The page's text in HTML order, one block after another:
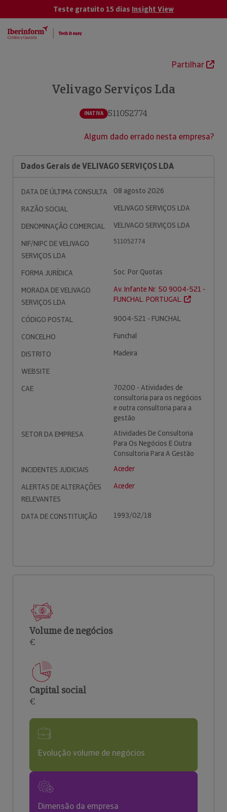
Teste gratuito 15 dias Insight View
Partilhar
Velivago Serviços Lda
INATIVA 511052774
Algum dado errado nesta empresa?
Dados Gerais de VELIVAGO SERVIÇOS LDA
DATA DE ÚLTIMA CONSULTA
08 agosto 2026
RAZÃO SOCIAL
VELIVAGO SERVIÇOS LDA
DENOMINAÇÃO COMERCIAL
VELIVAGO SERVIÇOS LDA
NIF/NIPC DE VELIVAGO
SERVIÇOS LDA
511052774
FORMA JURÍDICA
Soc. Por Quotas
MORADA DE VELIVAGO
SERVIÇOS LDA
Av. Infante Nr. 50 9004-521 -
FUNCHAL. PORTUGAL.
CÓDIGO POSTAL
9004-521 - FUNCHAL
CONCELHO
Funchal
DISTRITO
Madeira
WEBSITE
CAE
70200 - Atividades de
consultoria para os negócios
e outra consultoria para a
gestão
SETOR DA EMPRESA
Atividades De Consultoria
Para Os Negócios E Outra
Consultoria Para A Gestão
INCIDENTES JUDICIAIS
Aceder
ALERTAS DE ALTERAÇÕES
RELEVANTES
Aceder
DATA DE CONSTITUIÇÃO 1993/02/18
Volume de negócios
€
Capital social
€
Evolução volume de negócios
Dimensão da empresa